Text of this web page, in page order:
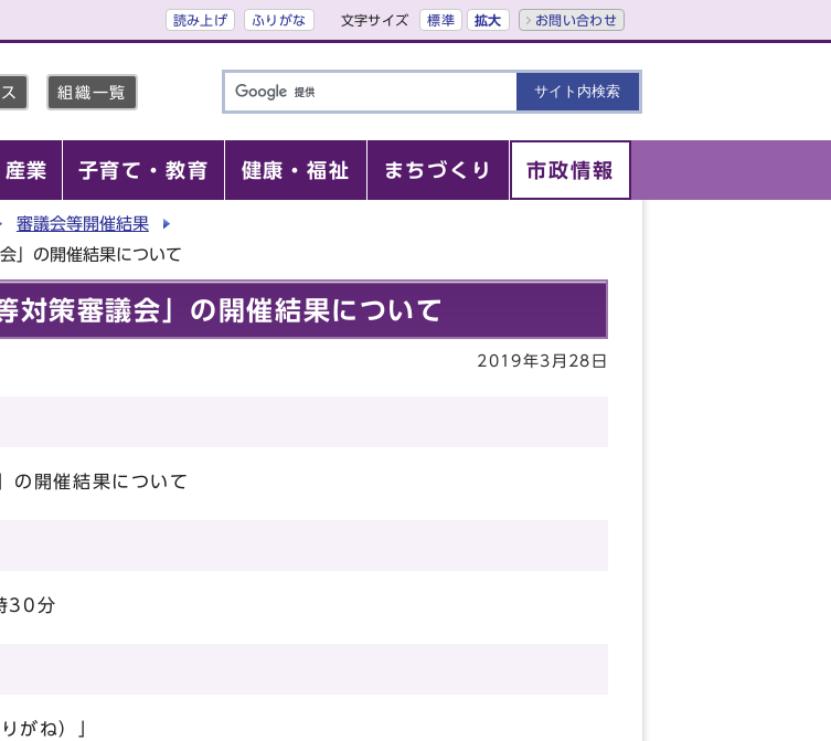
読み上げ ふりがな 文字サイズ 標準 拡大 お問い合わせ
組織一覧
業 子育て・教育 健康・福祉 まちづくり 市政情報
審議会等開催結果
」の開催結果について
対策審議会」の開催結果について
2019年3月28日
の開催結果について
30分
がね）」